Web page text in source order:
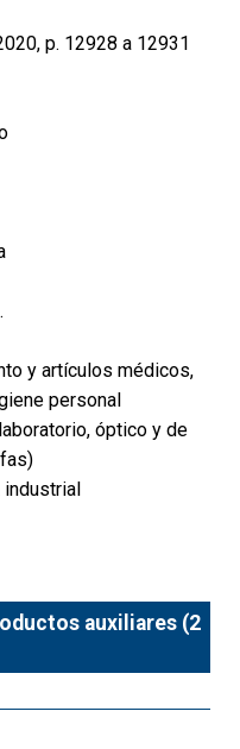
p. 12928 a 12931
y artículos médicos,
personal
óptico y de
industrial
auxiliares (2